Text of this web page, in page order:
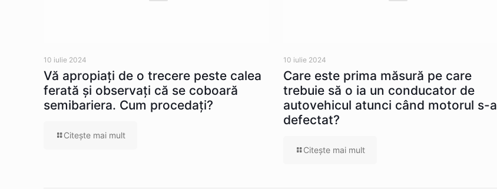
10 iulie 2024
Vă apropiaţi de o trecere peste calea
ferată şi observaţi că se coboară
semibariera. Cum procedaţi?
Citeşte mai mult
10 iulie 2024
Care este prima măsură pe care
trebuie să o ia un conducator de
autovehicul atunci când motorul s-a
defectat?
Citeşte mai mult